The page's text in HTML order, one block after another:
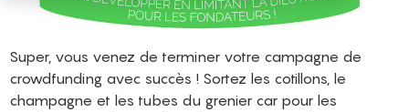
Super, vous venez de terminer votre campagne de
crowdfunding avec succès ! Sortez les cotillons, le
champagne et les tubes du grenier car pour les